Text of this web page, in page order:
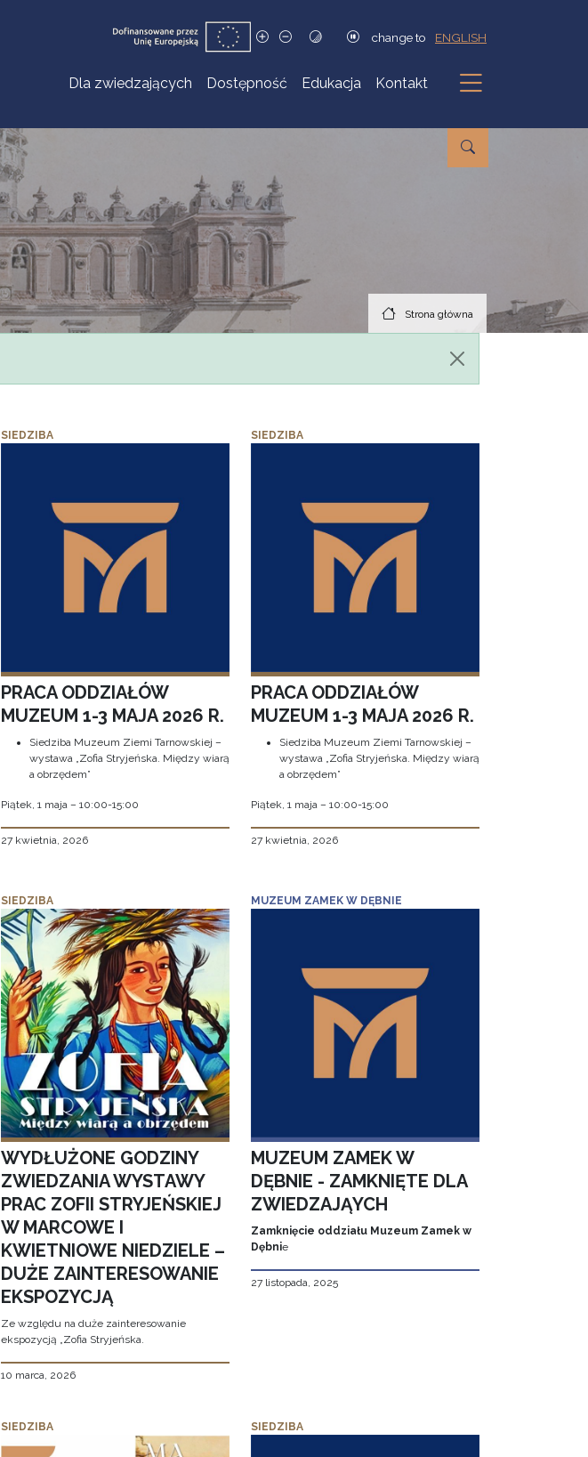
change to ENGLISH
Dla zwiedzających Dostępność Edukacja Kontakt
Podmenu
Strona główna
SIEDZIBA
PRACA ODDZIAŁÓW
MUZEUM 1-3 MAJA 2026 R.
Siedziba Muzeum Ziemi Tarnowskiej –
wystawa „Zofia Stryjeńska. Między wiarą
a obrzędem”
Piątek, 1 maja – 10:00-15:00
27 kwietnia, 2026
SIEDZIBA
PRACA ODDZIAŁÓW
MUZEUM 1-3 MAJA 2026 R.
Siedziba Muzeum Ziemi Tarnowskiej –
wystawa „Zofia Stryjeńska. Między wiarą
a obrzędem”
Piątek, 1 maja – 10:00-15:00
27 kwietnia, 2026
SIEDZIBA
WYDŁUŻONE GODZINY
ZWIEDZANIA WYSTAWY
PRAC ZOFII STRYJEŃSKIEJ
W MARCOWE I
KWIETNIOWE NIEDZIELE –
DUŻE ZAINTERESOWANIE
EKSPOZYCJĄ
Ze względu na duże zainteresowanie
ekspozycją „Zofia Stryjeńska.
10 marca, 2026
MUZEUM ZAMEK W DĘBNIE
MUZEUM ZAMEK W
DĘBNIE - ZAMKNIĘTE DLA
ZWIEDZAJĄYCH
Zamknięcie oddziału Muzeum Zamek w
Dębnie
27 listopada, 2025
SIEDZIBA SIEDZIBA